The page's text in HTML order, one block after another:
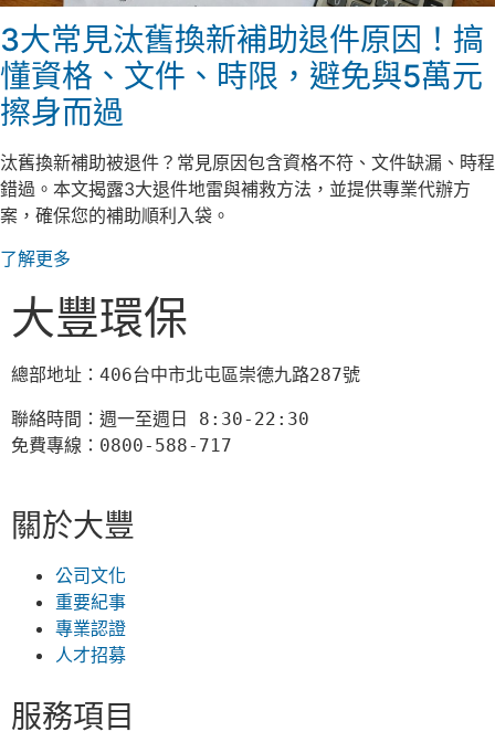
3大常見汰舊換新補助退件原因！搞
懂資格、文件、時限，避免與5萬元
擦身而過
汰舊換新補助被退件？常見原因包含資格不符、文件缺漏、時程
錯過。本文揭露3大退件地雷與補救方法，並提供專業代辦方
案，確保您的補助順利入袋。
了解更多
大豐環保
總部地址：406台中市北屯區崇德九路287號
聯絡時間：週一至週日 8:30-22:30
免費專線：0800-588-717
關於大豐
公司文化
重要紀事
專業認證
人才招募
服務項目